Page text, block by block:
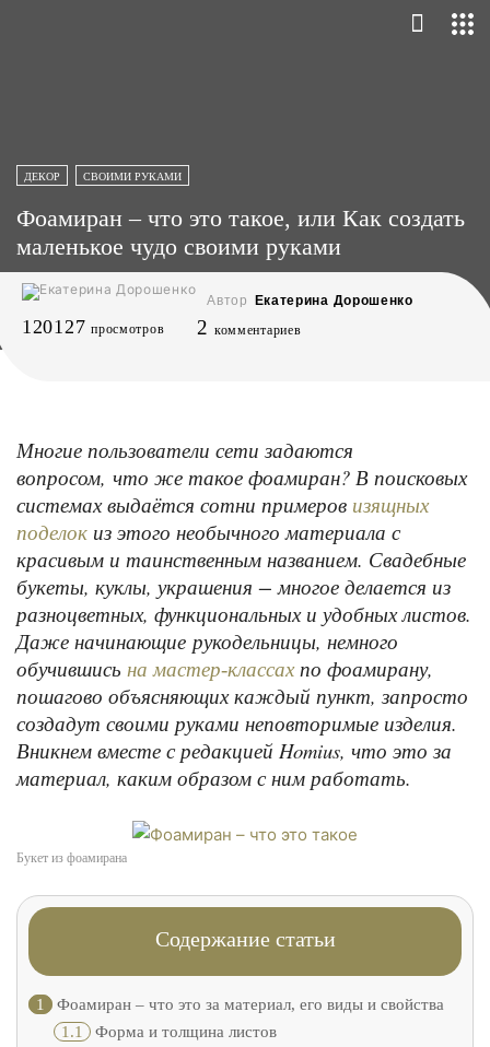
ДЕКОР СВОИМИ РУКАМИ
Фоамиран – что это такое, или Как создать
маленькое чудо своими руками
Автор Екатерина Дорошенко
120127 просмотров 2 комментариев
Многие пользователи сети задаются
вопросом, что же такое фоамиран? В поисковых
системах выдаётся сотни примеров изящных
поделок из этого необычного материала с
красивым и таинственным названием. Свадебные
букеты, куклы, украшения − многое делается из
разноцветных, функциональных и удобных листов.
Даже начинающие рукодельницы, немного
обучившись на мастер-классахпо фоамирану,
пошагово объясняющих каждый пункт, запросто
создадут своими руками неповторимые изделия.
Вникнем вместе с редакцией Homius, что это за
материал, каким образом с ним работать.
Букет из фоамирана
Содержание статьи
1
Фоамиран – что это за материал, его виды и свойства
1.1 Форма и толщина листов